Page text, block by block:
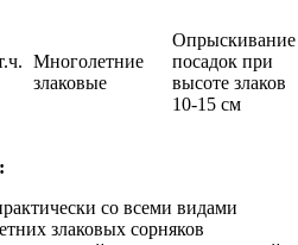
Многолетние
злаковые
Опрыскивание
посадок при
высоте злаков
10-15 см
со всеми видами
злаковых сорняков